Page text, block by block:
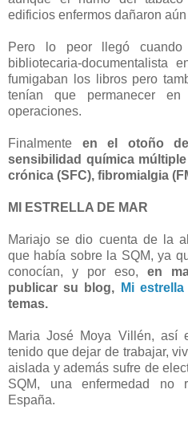
edificios enfermos dañaron
Pero lo peor llegó
bibliotecaria-
fumigaban los libros pero
tenían que permanecer
operaciones.
Finalmente en el otoño
sensibilidad química
crónica (SFC), fibromialgia
MI ESTRELLA DE MAR
Mariajo se dio cuenta de la
que había sobre la SQM, ya
conocían, y por eso, en
publicar su blog,
Mi
temas.
Maria José Moya Villén, así
tenido que dejar de trabajar,
aislada y además sufre de
SQM, una enfermedad no
España.